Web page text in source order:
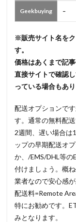
Geekbuying –
※販売サイト名を
す。
価格はあくまで記
直接サイトで確認
っている場合もあ
配送オプションで
す。通常の無料配
2週間、遅い場合は
ップの早期配送オ
か、/EMS/DHL等
付けましょう。概
業者なので安心感
配送料=Remote
特にお勧めです。
みとなります。